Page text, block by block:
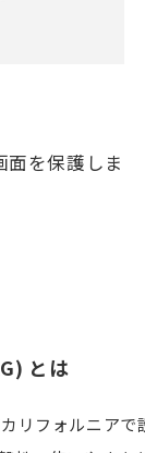
を保護しま
とは
リフォルニア